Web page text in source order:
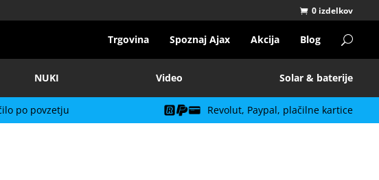
0 izdelkov
Trgovina Spoznaj Ajax Akcija Blog
NUKI Video Solar & baterije
po povzetju Revolut, Paypal, plačilne kartice